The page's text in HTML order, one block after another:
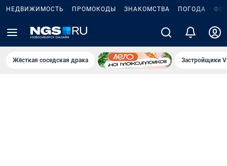
НЕДВИЖИМОСТЬ ПРОМОКОДЫ ЗНАКОМСТВА ПОГОДА
Жёсткая соседская драка Застройщики